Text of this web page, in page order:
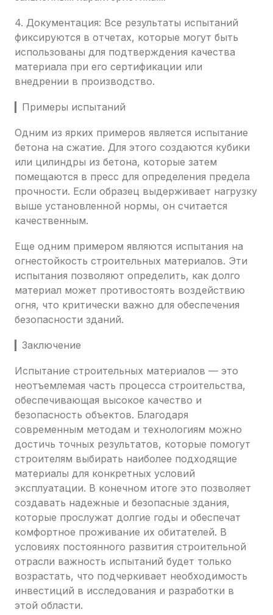
4. Документация: Все результаты испытаний
фиксируются в отчетах, которые могут быть
использованы для подтверждения качества
материала при его сертификации или
внедрении в производство.
▎Примеры испытаний
Одним из ярких примеров является испытание
бетона на сжатие. Для этого создаются кубики
или цилиндры из бетона, которые затем
помещаются в пресс для определения предела
прочности. Если образец выдерживает нагрузку
выше установленной нормы, он считается
качественным.
Еще одним примером являются испытания на
огнестойкость строительных материалов. Эти
испытания позволяют определить, как долго
материал может противостоять воздействию
огня, что критически важно для обеспечения
безопасности зданий.
▎Заключение
Испытание строительных материалов — это
неотъемлемая часть процесса строительства,
обеспечивающая высокое качество и
безопасность объектов. Благодаря
современным методам и технологиям можно
достичь точных результатов, которые помогут
строителям выбирать наиболее подходящие
материалы для конкретных условий
эксплуатации. В конечном итоге это позволяет
создавать надежные и безопасные здания,
которые прослужат долгие годы и обеспечат
комфортное проживание их обитателей. В
условиях постоянного развития строительной
отрасли важность испытаний будет только
возрастать, что подчеркивает необходимость
инвестиций в исследования и разработки в
этой области.